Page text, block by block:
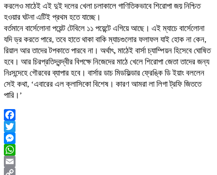
করলেও মাঠেই এই দুই দলের খেলা চলাকালে গাণিতিকভাবে শিরোপা জয় নিশ্চিত
হওয়ার ঘটনা এটিই প্রথম হতে যাচ্ছে।
বর্তমানে বার্সেলোনা পয়েন্ট টেবিলে ১১ পয়েন্টে এগিয়ে আছে। এই ম্যাচে বার্সেলোনা
যদি ড্র করতে পারে, তবে হাতে থাকা বাকি ম্যাচগুলোর ফলাফল যাই হোক না কেন,
রিয়াল আর তাদের টপকাতে পারবে না। অর্থাৎ, মাঠেই বার্সা চ্যাম্পিয়ন হিসেবে ঘোষিত
হবে। আর চিরপ্রতিদ্বন্দ্বীর বিপক্ষে নিজেদের মাঠে খেলে শিরোপা জেতা তাদের জন্য
নিঃসন্দেহে গৌরবের ব্যাপার হবে। বার্সার ডাচ মিডফিল্ডার ফ্রেঙ্কি ডি ইয়াং বললেন
সেই কথা, ‘এবারের এল ক্লাসিকো বিশেষ। কারণ আমরা লা লিগা ট্রফি জিততে
পারি।’
Facebook
Twitter
Messenger
WhatsApp
Email